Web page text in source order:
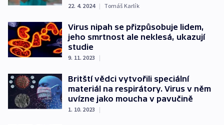
22. 4. 2024 | Tomáš Karlík
Virus nipah se přizpůsobuje lidem,
jeho smrtnost ale neklesá, ukazují
studie
9. 11. 2023 |
Britští vědci vytvořili speciální
materiál na respirátory. Virus v něm
uvízne jako moucha v pavučině
1. 10. 2023 |